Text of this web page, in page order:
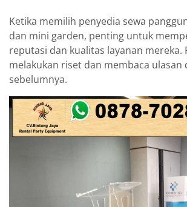
Ketika memilih penyedia sewa
dan mini garden, penting untuk
reputasi dan kualitas layanan mereka.
melakukan riset dan membaca ulasan
sebelumnya.